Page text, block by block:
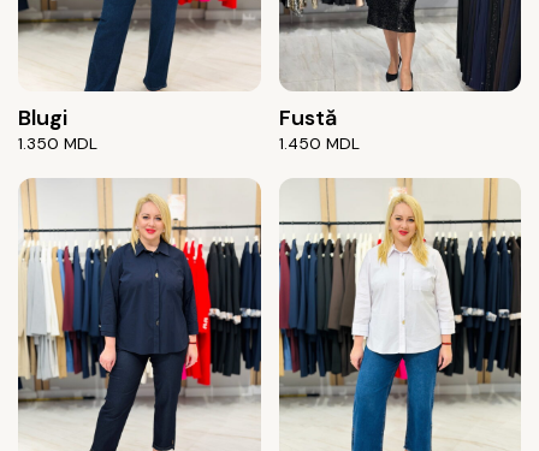
Blugi
1.350 MDL
Fustă
1.450 MDL